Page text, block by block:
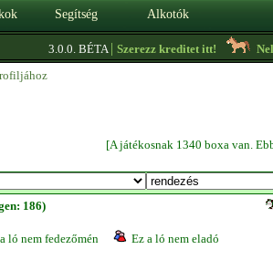
Segítség Alkotók
3.0.0. BÉTA|Szerezz kreditet itt! Nelo-
[A játékosnak 1340 boxa van.
186)
ló nem fedezőmén Ez a ló nem eladó